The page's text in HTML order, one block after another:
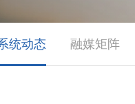
统动态 融媒矩阵